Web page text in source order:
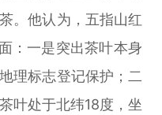
。他认为，五指山红
：一是突出茶叶本身
理标志登记保护；二
叶处于北纬18度，坐